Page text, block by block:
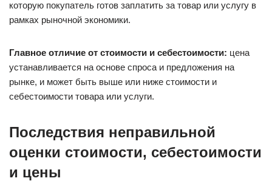
которую покупатель готов заплатить за товар или услугу в
рамках рыночной экономики.
Главное отличие от стоимости и себестоимости: цена
устанавливается на основе спроса и предложения на
рынке, и может быть выше или ниже стоимости и
себестоимости товара или услуги.
Последствия неправильной
оценки стоимости, себестоимости
и цены